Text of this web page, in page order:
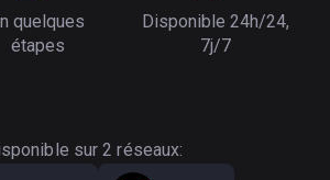
quelques
étapes
Disponible 24h/24,
7j/7
sur 2 réseaux: